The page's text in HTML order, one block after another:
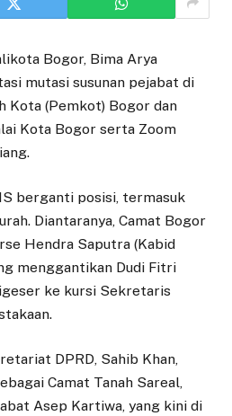
Bogor, Bima Arya
mutasi susunan pejabat di
Kota (Pemkot) Bogor dan
Kota Bogor serta Zoom
berganti posisi, termasuk
Diantaranya, Camat Bogor
Hendra Saputra (Kabid
menggantikan Dudi Fitri
ke kursi Sekretaris
DPRD, Sahib Khan,
Camat Tanah Sareal,
Asep Kartiwa, yang kini di